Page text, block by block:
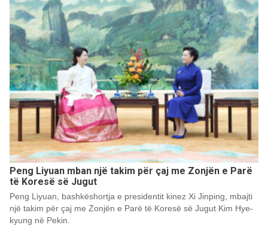
Peng Liyuan mban një takim për çaj me Zonjën e Parë
të Koresë së Jugut
Peng Liyuan, bashkëshortja e presidentit kinez Xi Jinping, mbajti
një takim për çaj me Zonjën e Parë të Koresë së Jugut Kim Hye-
kyung në Pekin.